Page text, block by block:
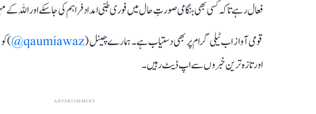
فعال رہے تاکہ کسی بھی ہنگامی صورتِ حال میں فوری طبی امداد فراہم کی جا سکے اور اللہ کے
قومی آواز اب ٹیلی گرام پر بھی دستیاب ہے۔ ہمارے چینل (qaumiawaz@
)
اور تازہ ترین خبروں سے اپ ڈیٹ رہیں۔
ADVERTISEMENT